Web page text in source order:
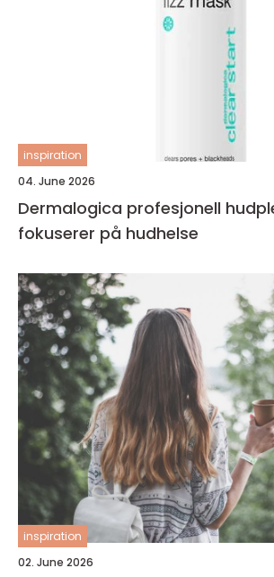
inspiration
04. June 2026
Dermalogica profesjonell hudpleie som
fokuserer på hudhelse
inspiration
02. June 2026